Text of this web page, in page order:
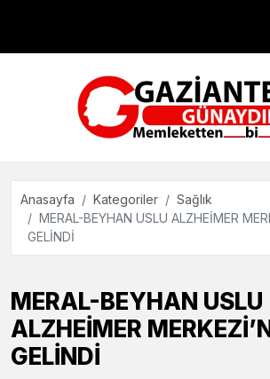
Teknoloji
Anasayfa Kategoriler
Sağlık
MERAL-BEYHAN USLU ALZHEİMER
GELİNDİ
MERAL-BEYHAN USLU
ALZHEİMER
GELİNDİ